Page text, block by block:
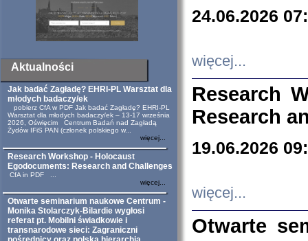
Aktualności
Jak badać Zagładę? EHRI-PL Warsztat dla
młodych badaczy/ek
pobierz CfA w PDF Jak badać Zagładę? EHRI-PL
Warsztat dla młodych badaczy/ek – 13-17 września
2026, Oświęcim Centrum Badań nad Zagładą
Żydów IFiS PAN (członek polskiego w...
więcej...
Research Workshop - Holocaust
Egodocuments: Research and Challenges
CfA in PDF ...
więcej...
Otwarte seminarium naukowe Centrum -
Monika Stolarczyk-Bilardie wygłosi
referat pt. Mobilni świadkowie i
transnarodowe sieci: Zagraniczni
24.06.2026
więcej...
Research
Research
19.06.2026
więcej...
Otwarte